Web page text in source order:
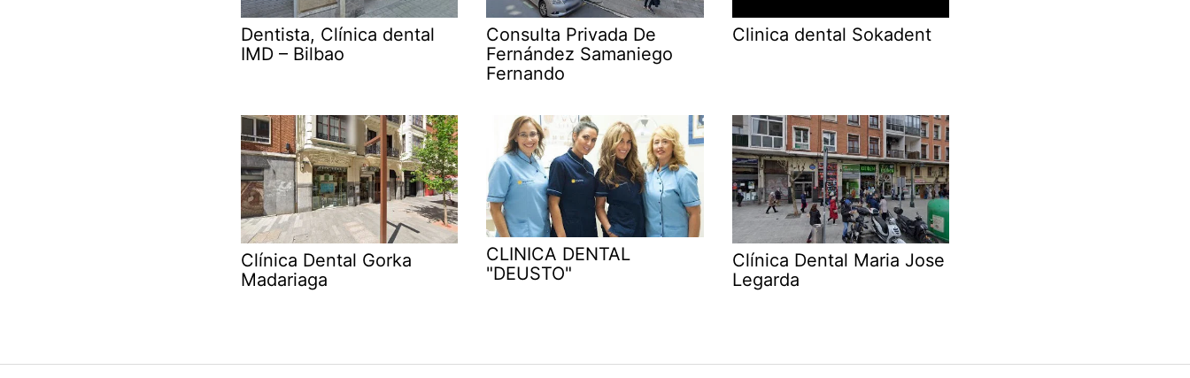
Dentista, Clínica dental
IMD – Bilbao
Consulta Privada De
Fernández Samaniego
Fernando
Clinica dental Sokadent
Clínica Dental Gorka
Madariaga
CLINICA DENTAL
"DEUSTO"
Clínica Dental Maria Jose
Legarda